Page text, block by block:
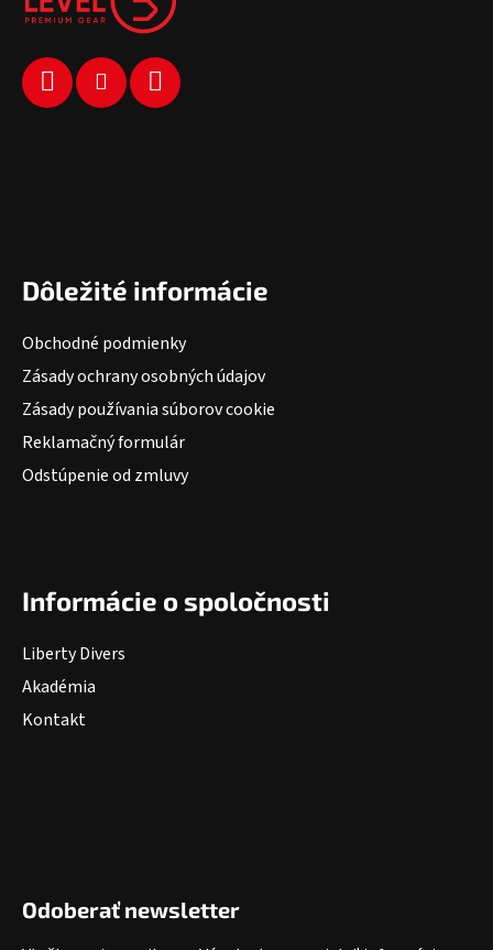
Dôležité informácie
Obchodné podmienky
Zásady ochrany osobných údajov
Zásady používania súborov cookie
Reklamačný formulár
Odstúpenie od zmluvy
Informácie o spoločnosti
Liberty Divers
Akadémia
Kontakt
Odoberať newsletter